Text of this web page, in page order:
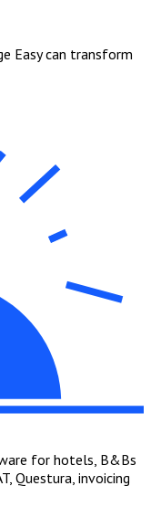
Easy can transform
for hotels, B&Bs
Questura, invoicing